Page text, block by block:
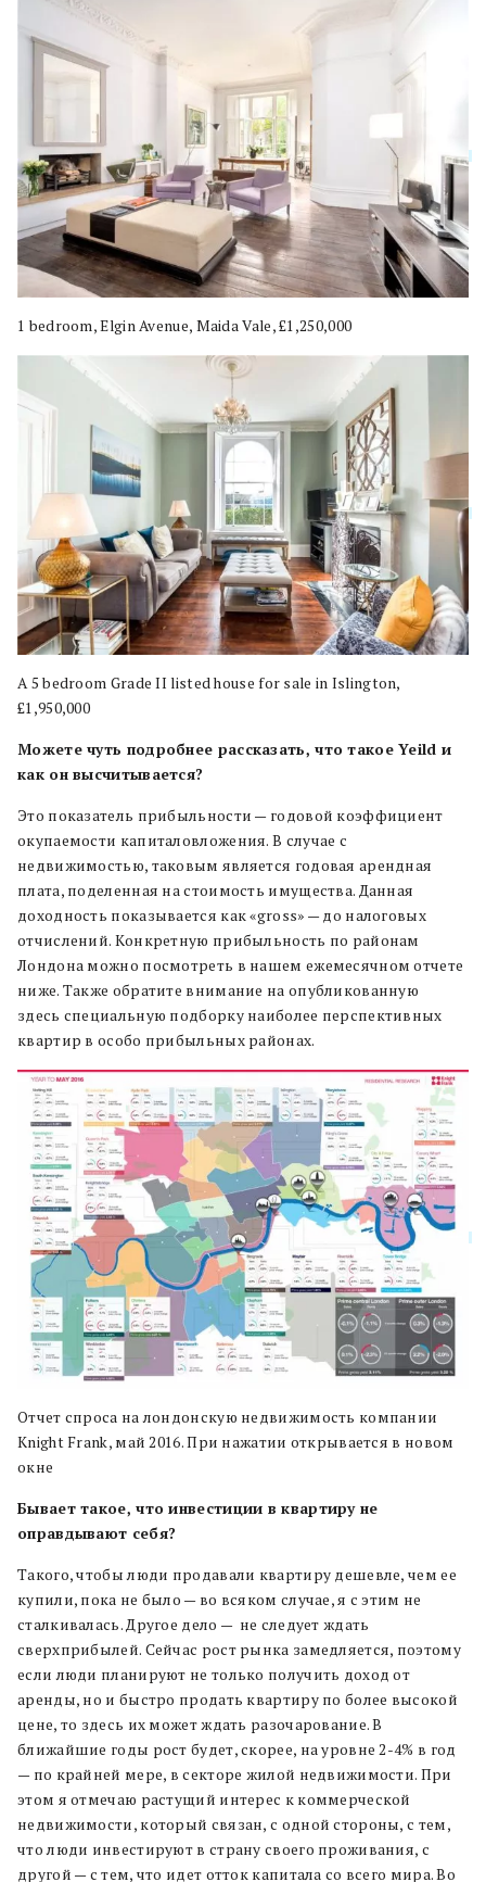
1 bedroom, Elgin Avenue, Maida Vale, £1,250,000
A 5 bedroom Grade II listed house for sale in Islington,
£1,950,000
Можете чуть подробнее рассказать, что такое Yeild и
как он высчитывается?
Это показатель прибыльности — годовой коэффициент
окупаемости капиталовложения. В случае с
недвижимостью, таковым является годовая арендная
плата, поделенная на стоимость имущества. Данная
доходность показывается как «gross» — до налоговых
отчислений. Конкретную прибыльность по районам
Лондона можно посмотреть в нашем ежемесячном отчете
ниже. Также обратите внимание на опубликованную
здесь специальную подборку наиболее перспективных
квартир в особо прибыльных районах.
Отчет спроса на лондонскую недвижимость компании
Knight Frank, май 2016. При нажатии открывается в новом
окне
Бывает такое, что инвестиции в квартиру не
оправдывают себя?
Такого, чтобы люди продавали квартиру дешевле, чем ее
купили, пока не было — во всяком случае, я с этим не
сталкивалась. Другое дело — не следует ждать
сверхприбылей. Сейчас рост рынка замедляется, поэтому
если люди планируют не только получить доход от
аренды, но и быстро продать квартиру по более высокой
цене, то здесь их может ждать разочарование. В
ближайшие годы рост будет, скорее, на уровне 2-4% в год
— по крайней мере, в секторе жилой недвижимости. При
этом я отмечаю растущий интерес к коммерческой
недвижимости, который связан, с одной стороны, с тем,
что люди инвестируют в страну своего проживания, с
другой — с тем, что идет отток капитала со всего мира. Во